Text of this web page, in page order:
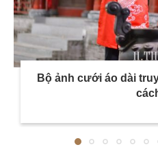
Bộ ảnh cưới áo dài